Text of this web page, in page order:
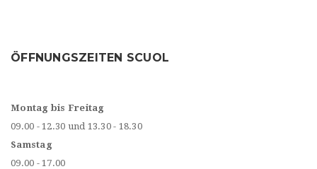
ÖFFNUNGSZEITEN SCUOL
Montag bis Freitag
09.00 - 12.30 und 13.30 - 18.30
Samstag
09.00 - 17.00